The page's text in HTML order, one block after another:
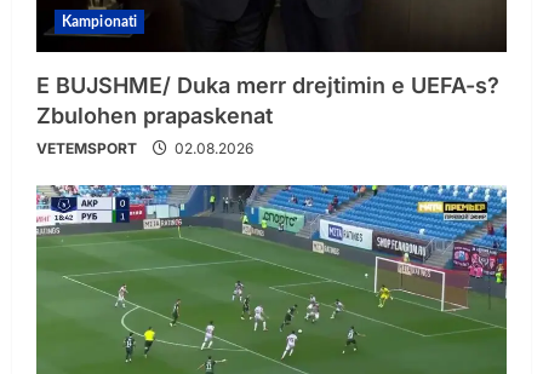
Kampionati
E BUJSHME/ Duka merr drejtimin e UEFA-s?
Zbulohen prapaskenat
VETEMSPORT 02.08.2026